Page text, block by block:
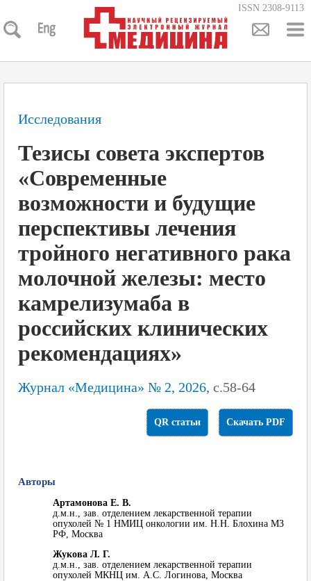
ISSN 2308-9113
Исследования
Тезисы совета экспертов
«Современные
возможности и будущие
перспективы лечения
тройного негативного рака
молочной железы: место
камрелизумаба в
российских клинических
рекомендациях»
Журнал «Медицина» № 2, 2026, с.58-64
Скачать PDF
QR статьи
Авторы
Артамонова Е. В.
д.м.н., зав. отделением лекарственной терапии
опухолей № 1 НМИЦ онкологии им. Н.Н. Блохина МЗ
РФ, Москва
Жукова Л. Г.
д.м.н., зав. отделением лекарственной терапии
опухолей МКНЦ им. А.С. Логинова, Москва